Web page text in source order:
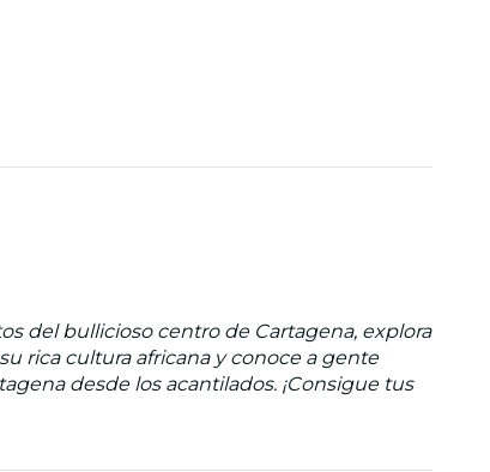
del bullicioso centro de Cartagena, explora
rica cultura africana y conoce a gente
desde los acantilados. ¡Consigue tus